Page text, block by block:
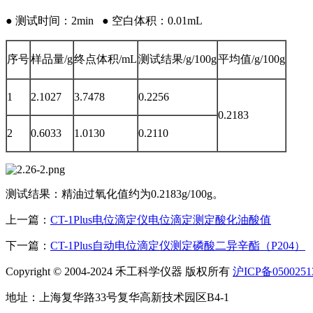
● 测试时间：2min ● 空白体积：0.01mL
序号样品量/g终点体积/mL测试结果/g/100g平均值/g/100g
1 2.1027 3.7478
0.2256
0.2183
2
0.6033 1.0130 0.2110
测试结果：精油过氧化值约为0.2183g/100g。
上一篇： CT-1Plus电位滴定仪电位滴定测定酸化油酸值
下一篇： CT-1Plus自动电位滴定仪测定磷酸二异辛酯（P204）
Copyright © 2004-2024 禾工科学仪器 版权所有 沪ICP备
地址：上海复华路33号复华高新技术园区B4-1